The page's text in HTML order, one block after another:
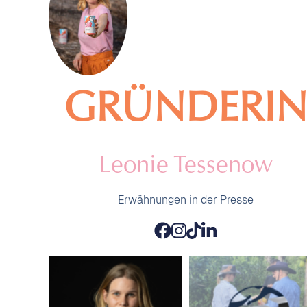
GRÜNDERIN
Leonie Tessenow
Erwähnungen in der Presse